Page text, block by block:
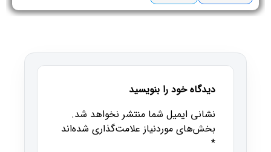
دیدگاه خود را بنویسید
نشانی ایمیل شما منتشر نخواهد شد.
بخش‌های موردنیاز علامت‌گذاری شده‌اند
*